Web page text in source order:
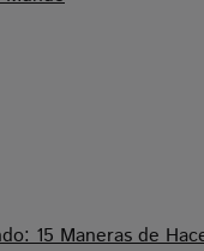
15 Maneras de